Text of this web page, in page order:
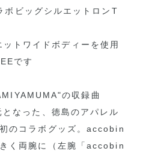
ビッグシルエットロンT
トワイドボディーを使用
です
の収録曲
なった、徳島のアパレル
のコラボグッズ。accobin
く両腕に（左腕「accobin